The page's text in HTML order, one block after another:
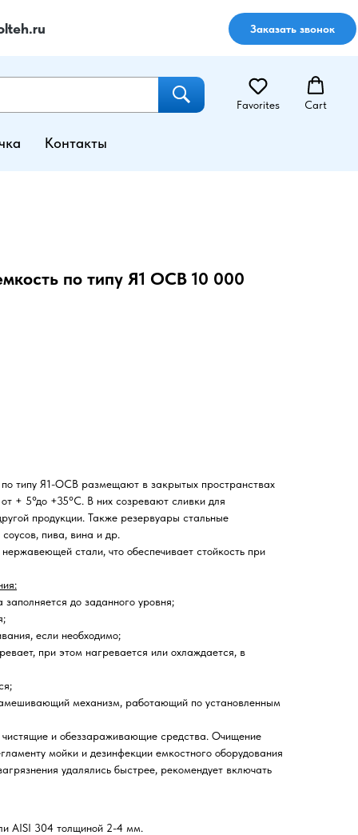
Заказать звонок
Favorites Cart
Контакты
по типу Я1 ОСВ 10 000
типу Я1-ОСВ размещают в закрытых пространствах
+ 5°до +35°С. В них созревают сливки для
продукции. Также резервуары стальные
пива, вина и др.
стали, что обеспечивает стойкость при
до заданного уровня;
если необходимо;
при этом нагревается или охлаждается, в
механизм, работающий по установленным
и обеззараживающие средства. Очищение
мойки и дезинфекции емкостного оборудования
удалялись быстрее, рекомендует включать
AISI 304 толщиной 2-4 мм.